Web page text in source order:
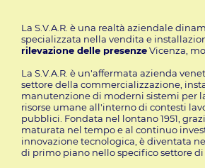
La S.V.A.R. è una realtà aziendale
specializzata nella vendita e
rilevazione delle presenzeVicenza,
La S.V.A.R. è un'affermata azienda
settore della commercializzazione,
manutenzione di moderni sistemi per
risorse umane all'interno di contesti
pubblici. Fondata nel lontano 1951,
maturata nel tempo e al continuo
innovazione tecnologica, è diventata
di primo piano nello specifico settore